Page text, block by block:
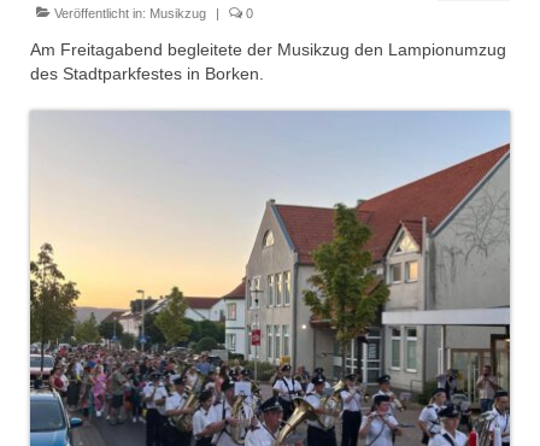
Dienstplan
Einsätze
Einsatzstichworte
Gründung Jugendfeuerwehr 1996
25-jähriges Jubiläum Jugendfeuerwehr 2021
Kreiszeltlager 2023
Veröffentlicht in: Musikzug | 0
Am Freitagabend begleitete der Musikzug den Lampionumzug
des Stadtparkfestes in Borken.